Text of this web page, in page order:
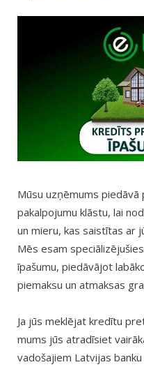
Mūsu uzņēmums piedāvā
pakalpojumu klāstu, lai
un mieru, kas saistītas ar
Mēs esam
īpašumu, piedāvājot
piemaksu un atmaksas
Ja jūs meklējat kredītu
mums jūs atradīsiet
vadošajiem Latvijas